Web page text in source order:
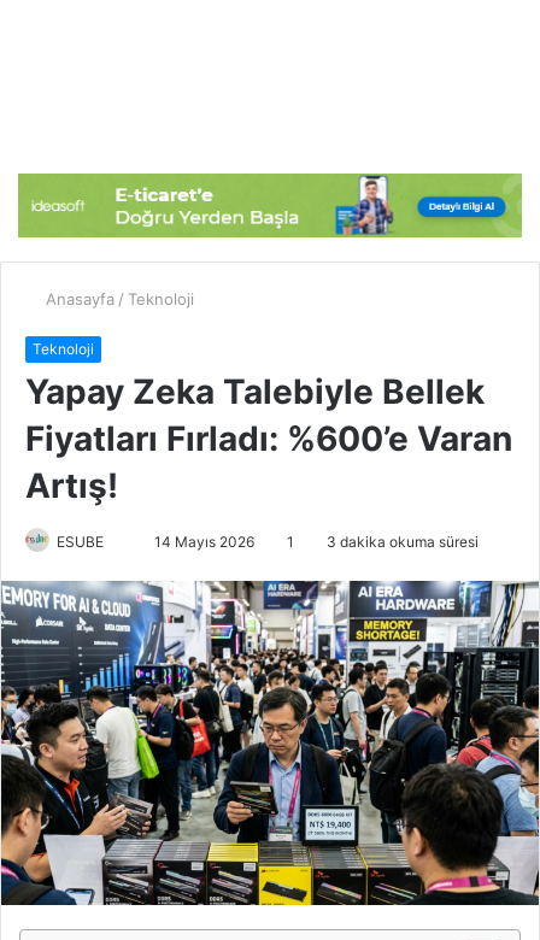
Anasayfa / Teknoloji
Teknoloji
Yapay Zeka Talebiyle Bellek
Fiyatları Fırladı: %600’e Varan
Artış!
ESUBE
r
e
-
p
o
t
a
g
ö
n
14 Mayıs 2026 1 3 dakika okuma süresi